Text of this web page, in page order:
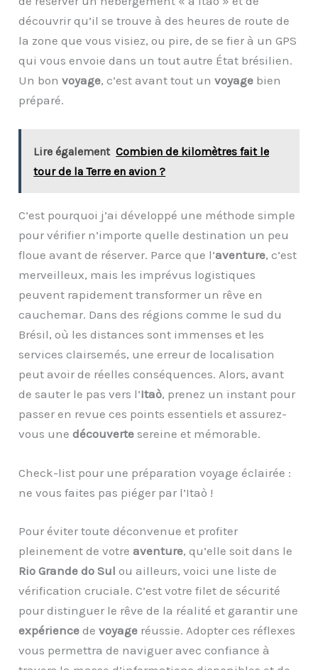
découvrir qu’il se trouve à des heures de route de
la zone que vous visiez, ou pire, de se fier à un GPS
qui vous envoie dans un tout autre État brésilien.
Un bonvoyage, c’est avant tout unvoyage bien
préparé.
Lire également Combien de kilomètres fait le
tour de la Terre en avion ?
C’est pourquoi j’ai développé une méthode simple
pour vérifier n’importe quelle destination un peu
floue avant de réserver. Parce que l’aventure, c’est
merveilleux, mais les imprévus logistiques
peuvent rapidement transformer un rêve en
cauchemar. Dans des régions comme le sud du
Brésil, où les distances sont immenses et les
services clairsemés, une erreur de localisation
peut avoir de réelles conséquences. Alors, avant
de sauter le pas vers l’Itaò, prenez un instant pour
passer en revue ces points essentiels et assurez-
vous unedécouverte sereine et mémorable.
Check-list pour une préparation voyage éclairée :
ne vous faites pas piéger par l’Itaò !
Pour éviter toute déconvenue et profiter
pleinement de votreaventure, qu’elle soit dans le
Rio Grande do Sul ou ailleurs, voici une liste de
vérification cruciale. C’est votre filet de sécurité
pour distinguer le rêve de la réalité et garantir une
expérience devoyage réussie. Adopter ces réflexes
vous permettra de naviguer avec confiance à